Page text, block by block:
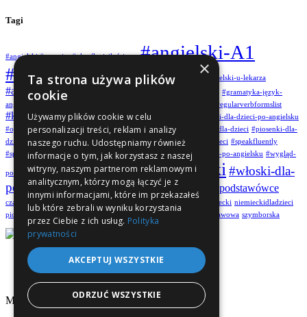
Tagi
#angielski #quantity #określeniailościowe #angielski-A1
#angielski-A2 #angielski-karty-obrazkowe #angielski-u-lekarza
#angieski-w-klasie-IV
#gramatyka-język-
angielski
#irregularverbformslist
#karty-pracy-dla-dzieci #korepetycjezangielskiego
#książki-dla-dzieci-po-angielsku
#opis-osoby #opis-osoby-po-angielsku #pastparticipleforms #pdf-dla-dzieci #piosenki-dla-
dzieci
#piosenki-dla-dzieci-po-angielsku #polecane-książki-dla-dzieci #speakfluently
#speaking #szkolapodstawowa #słówka-dotyczące-zdrowia-po-angielsku #wygląd-
po-angielsku #wyrażanie-przyszłości-po-angielsku #włoski #włoski-dla-
początkujących #włoski-słuchanie #włoski-w-podstawówce
czasowniki niemieckie dorośli muzykanalekcjach naukaniemiecki niemieckidladzieci
piosenkiangielskie
primaryschool szkołapodstawowa szymborska
Made with ❤️ bymobilee
×
Ta strona używa plików
cookie
Używamy plików cookie w celu
personalizacji treści, reklam i analizy
naszego ruchu. Udostępniamy również
informacje o tym, jak korzystasz z naszej
witryny, naszym partnerom reklamowym i
analitycznym, którzy mogą łączyć je z
innymi informacjami, które im przekazałeś
lub które zebrali w wyniku korzystania
przez Ciebie z ich usług. Polityka
prywatności
AKCEPTUJ WSZYSTKIE
ODRZUĆ WSZYSTKIE